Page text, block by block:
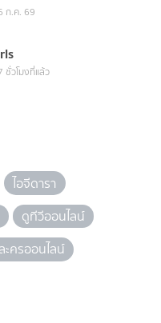
ก.ค. 69
ชั่วโมงที่แล้ว
ไอจีดารา
ดูทีวีออนไลน์
ะครออนไลน์